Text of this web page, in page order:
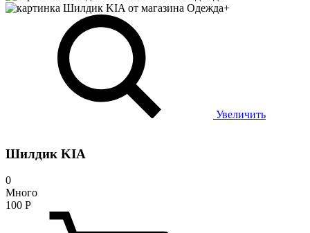
Увеличить
Шилдик KIA
0
Много
100 Р